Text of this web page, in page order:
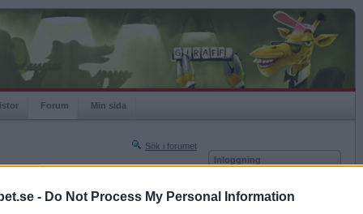
- Do Not Process My Personal Information
Forum Min sida
Sök i forumet
Nästa sida »
Inloggning